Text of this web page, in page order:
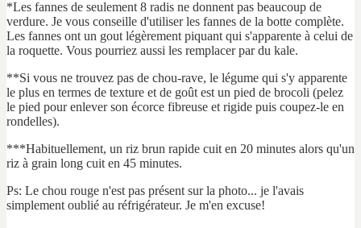
*Les fannes de seulement 8 radis ne donnent pas beaucoup de
verdure. Je vous conseille d'utiliser les fannes de la botte complète.
Les fannes ont un gout légèrement piquant qui s'apparente à celui de
la roquette. Vous pourriez aussi les remplacer par du kale.
**Si vous ne trouvez pas de chou-rave, le légume qui s'y apparente
le plus en termes de texture et de goût est un pied de brocoli (pelez
le pied pour enlever son écorce fibreuse et rigide puis coupez-le en
rondelles).
***Habituellement, un riz brun rapide cuit en 20 minutes alors qu'un
riz à grain long cuit en 45 minutes.
Ps: Le chou rouge n'est pas présent sur la photo... je l'avais
simplement oublié au réfrigérateur. Je m'en excuse!